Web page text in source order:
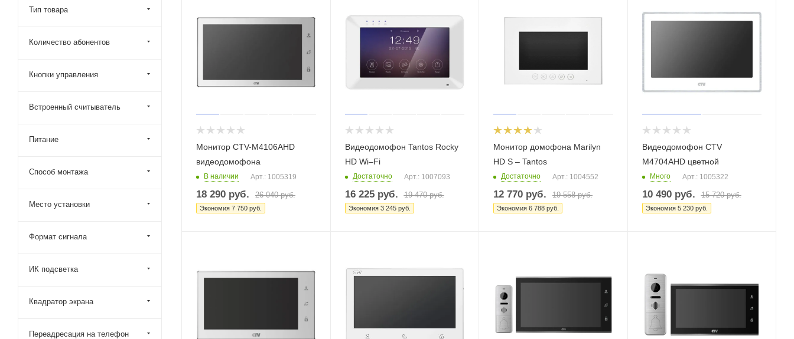
Монитор CTV-M4106AHD
видеодомофона
В наличии Арт.: 1005319
18 290 руб. 26 040руб.
Экономия 7 750 руб.
Видеодомофон Tantos Rocky
HD Wi–Fi
Достаточно Арт.: 1007093
16 225руб. 19 470руб.
Экономия 3 245руб.
Монитор домофона Marilyn
HD S – Tantos
Достаточно Арт.: 1004552
12 770 руб. 19 558руб.
Экономия 6 788 руб.
Видеодомофон CTV
M4704AHD цветной
Много Арт.: 1005322
10 490руб. 15 720руб.
Экономия 5 230руб.
Тип товара
Количество абонентов
Кнопки управления
Встроенный считыватель
Питание
Способ монтажа
Место установки
Формат сигнала
ИК подсветка
Квадратор экрана
Переадресация на телефон